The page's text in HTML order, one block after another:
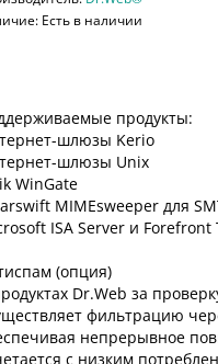
Есть в наличии
продукты:
шлюзы Kerio
шлюзы Unix
WinGate
MIMEsweeper для
ISA Server и Forefront
(опция)
Dr.Web за
фильтрацию
непрерывное
с низким